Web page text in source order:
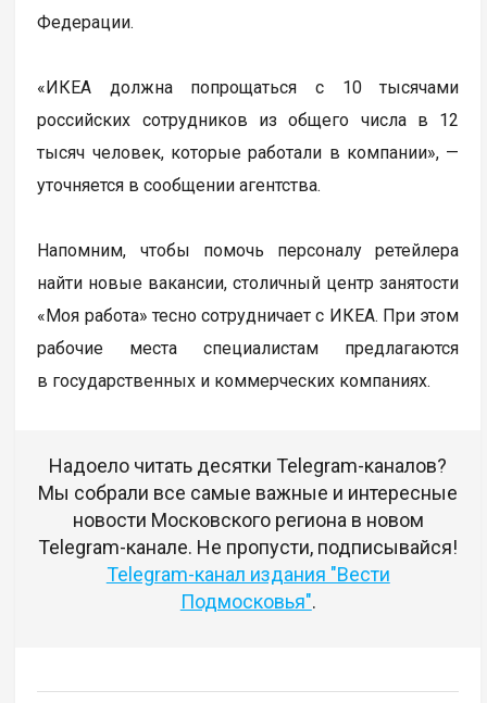
Федерации.
«ИКЕА должна попрощаться с 10 тысячами
российских сотрудников из общего числа в 12
тысяч человек, которые работали в компании», —
уточняется в сообщении агентства.
Напомним, чтобы помочь персоналу ретейлера
найти новые вакансии, столичный центр занятости
«Моя работа» тесно сотрудничает с ИКЕА. При этом
рабочие места специалистам предлагаются
в государственных и коммерческих компаниях.
Надоело читать десятки Telegram-каналов?
Мы собрали все самые важные и интересные
новости Московского региона в новом
Telegram-канале. Не пропусти, подписывайся!
Telegram-канал издания "Вести
Подмосковья".